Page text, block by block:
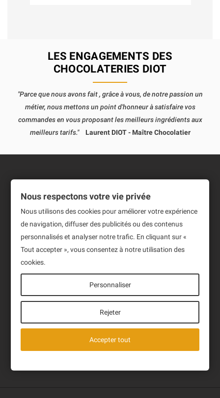
LES ENGAGEMENTS DES
CHOCOLATERIES DIOT
"Parce que nous avons fait , grâce à vous, de notre passion un
métier, nous mettons un point d'honneur à satisfaire vos
commandes en vous proposant les meilleurs ingrédients aux
meilleurs tarifs."
Laurent DIOT - Maître Chocolatier
Produits
Notre société
Newsletter
J'ai lu et accepte la politique de confidentialité des
données de ce site
Nous respectons votre vie privée
Nous utilisons des cookies pour améliorer votre expérience
de navigation, diffuser des publicités ou des contenus
personnalisés et analyser notre trafic. En cliquant sur «
Tout accepter », vous consentez à notre utilisation des
cookies.
Personnaliser
Rejeter
Accepter tout